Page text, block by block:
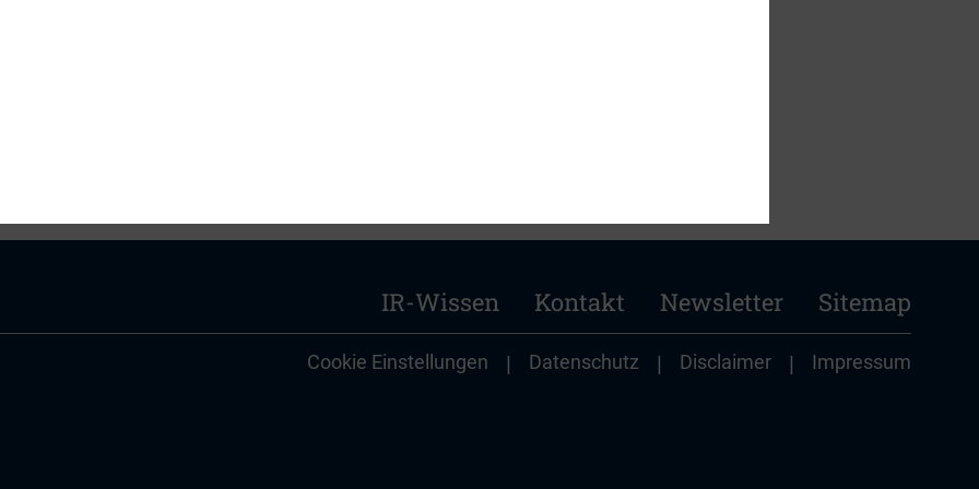
IR-Wissen Kontakt Newsletter Sitemap
Cookie Einstellungen | Datenschutz | Disclaimer | Impressum